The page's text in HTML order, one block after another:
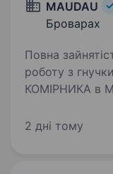
MAUDAU
Броварах
Повна зайнятість,
роботу з гнучким
КОМІРНИКА в
кандидатів та
2 дні тому